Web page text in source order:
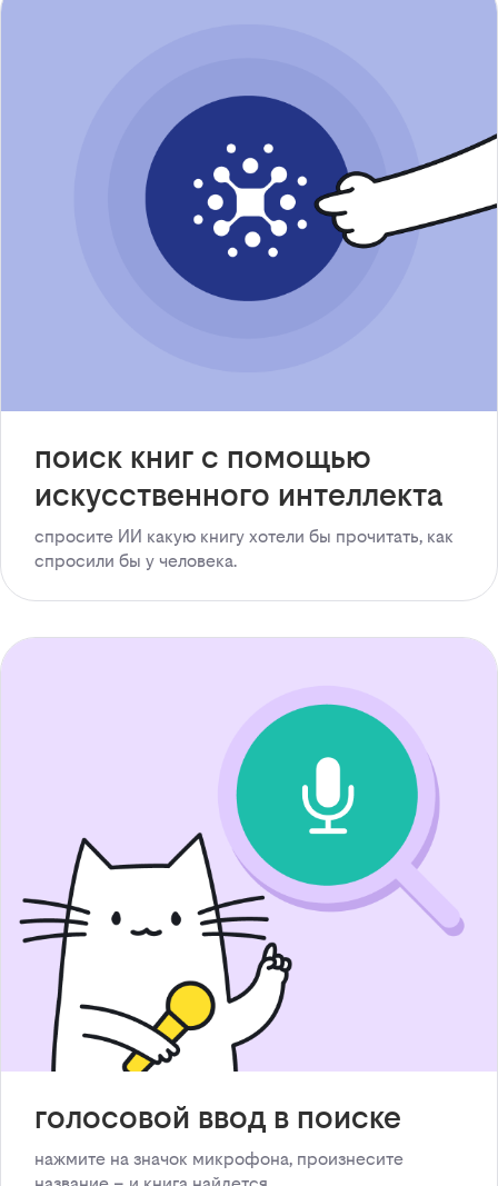
поиск книг с помощью
искусственного интеллекта
спросите ИИ какую книгу хотели бы прочитать, как
спросили бы у человека.
голосовой ввод в поиске
нажмите на значок микрофона, произнесите